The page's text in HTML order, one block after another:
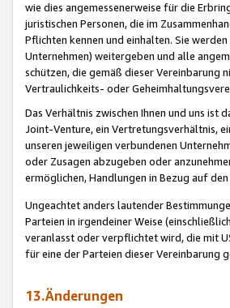
wie dies angemessenerweise für die
juristischen Personen, die im
Pflichten kennen und einhalten. Sie
Unternehmen) weitergeben und alle
schützen, die gemäß dieser Vereinbarung
Vertraulichkeits- oder
Das Verhältnis zwischen Ihnen und uns
Joint-Venture, ein Vertretungsverhältnis,
unseren jeweiligen verbundenen
oder Zusagen abzugeben oder
ermöglichen, Handlungen in Bezug auf
Ungeachtet anders lautender
Parteien in irgendeiner Weise
veranlasst oder verpflichtet wird, die mit
für eine der Parteien dieser Vereinbarung
13.Änderungen